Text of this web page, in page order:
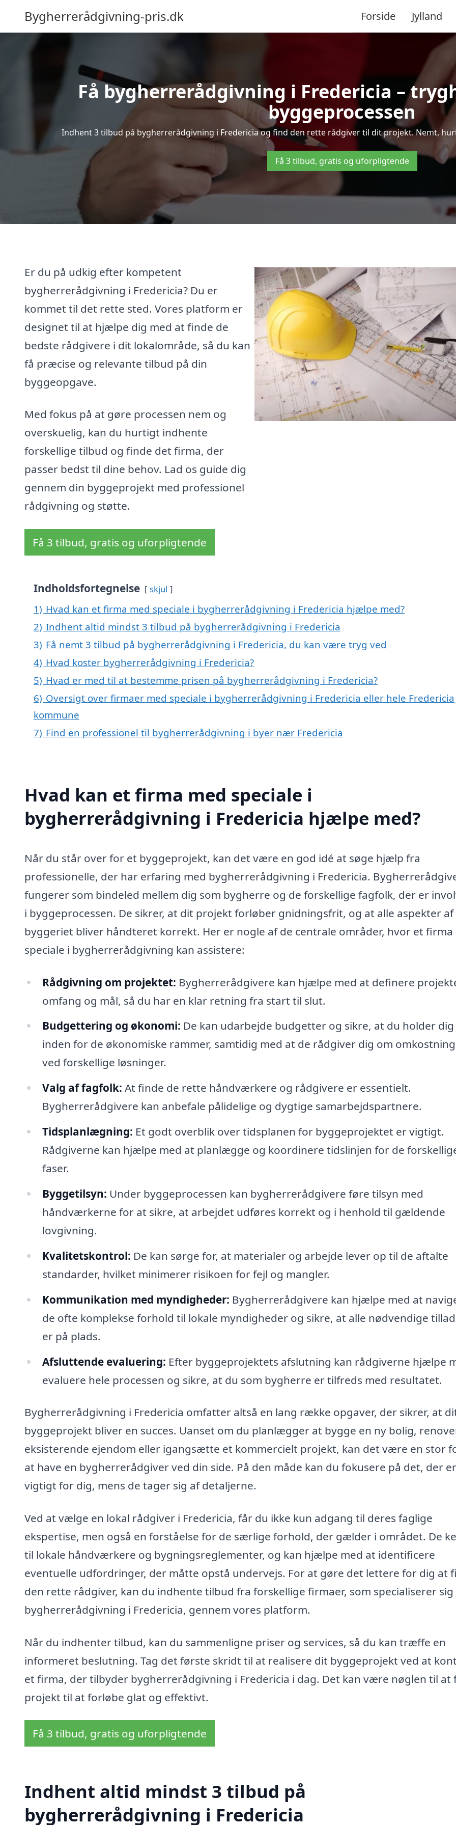
Bygherrerådgivning-pris.dk Forside Jylland
Få bygherrerådgivning i Fredericia –
byggeprocessen
Indhent 3 tilbud på bygherrerådgivning i Fredericia og find den rette rådgiver til dit projekt. Nemt,
Få 3 tilbud, gratis og uforpligtende
Er du på udkig efter kompetent
bygherrerådgivning i Fredericia? Du er
kommet til det rette sted. Vores platform er
designet til at hjælpe dig med at finde de
bedste rådgivere i dit lokalområde, så du kan
få præcise og relevante tilbud på din
byggeopgave.
Med fokus på at gøre processen nem og
overskuelig, kan du hurtigt indhente
forskellige tilbud og finde det firma, der
passer bedst til dine behov. Lad os guide dig
gennem din byggeprojekt med professionel
rådgivning og støtte.
Få 3 tilbud, gratis og uforpligtende
Indholdsfortegnelse skjul
1) Hvad kan et firma med speciale i bygherrerådgivning i Fredericia hjælpe med?
2) Indhent altid mindst 3 tilbud på bygherrerådgivning i Fredericia
3) Få nemt 3 tilbud på bygherrerådgivning i Fredericia, du kan være tryg ved
4) Hvad koster bygherrerådgivning i Fredericia?
5) Hvad er med til at bestemme prisen på bygherrerådgivning i Fredericia?
6) Oversigt over firmaer med speciale i bygherrerådgivning i Fredericia eller hele Fredericia
kommune
7) Find en professionel til bygherrerådgivning i byer nær Fredericia
Hvad kan et firma med speciale i
bygherrerådgivning i Fredericia hjælpe med?
Når du står over for et byggeprojekt, kan det være en god idé at søge hjælp fra
professionelle, der har erfaring med bygherrerådgivning i Fredericia.
fungerer som bindeled mellem dig som bygherre og de forskellige fagfolk, der er
i byggeprocessen. De sikrer, at dit projekt forløber gnidningsfrit, og at alle aspekter af
byggeriet bliver håndteret korrekt. Her er nogle af de centrale områder, hvor et firma
speciale i bygherrerådgivning kan assistere:
Rådgivning om projektet: Bygherrerådgivere kan hjælpe med at definere
omfang og mål, så du har en klar retning fra start til slut.
Budgettering og økonomi: De kan udarbejde budgetter og sikre, at du holder dig
inden for de økonomiske rammer, samtidig med at de rådgiver dig om
ved forskellige løsninger.
Valg af fagfolk: At finde de rette håndværkere og rådgivere er essentielt.
Bygherrerådgivere kan anbefale pålidelige og dygtige samarbejdspartnere.
Tidsplanlægning: Et godt overblik over tidsplanen for byggeprojektet er vigtigt.
Rådgiverne kan hjælpe med at planlægge og koordinere tidslinjen for de
faser.
Byggetilsyn: Under byggeprocessen kan bygherrerådgivere føre tilsyn med
håndværkerne for at sikre, at arbejdet udføres korrekt og i henhold til gældende
lovgivning.
Kvalitetskontrol: De kan sørge for, at materialer og arbejde lever op til de aftalte
standarder, hvilket minimerer risikoen for fejl og mangler.
Kommunikation med myndigheder: Bygherrerådgivere kan hjælpe med at
de ofte komplekse forhold til lokale myndigheder og sikre, at alle nødvendige
er på plads.
Afsluttende evaluering: Efter byggeprojektets afslutning kan rådgiverne hjælpe
evaluere hele processen og sikre, at du som bygherre er tilfreds med resultatet.
Bygherrerådgivning i Fredericia omfatter altså en lang række opgaver, der sikrer, at
byggeprojekt bliver en succes. Uanset om du planlægger at bygge en ny bolig,
eksisterende ejendom eller igangsætte et kommercielt projekt, kan det være en stor
at have en bygherrerådgiver ved din side. På den måde kan du fokusere på det, der er
vigtigt for dig, mens de tager sig af detaljerne.
Ved at vælge en lokal rådgiver i Fredericia, får du ikke kun adgang til deres faglige
ekspertise, men også en forståelse for de særlige forhold, der gælder i området. De
til lokale håndværkere og bygningsreglementer, og kan hjælpe med at identificere
eventuelle udfordringer, der måtte opstå undervejs. For at gøre det lettere for dig at
den rette rådgiver, kan du indhente tilbud fra forskellige firmaer, som specialiserer sig
bygherrerådgivning i Fredericia, gennem vores platform.
Når du indhenter tilbud, kan du sammenligne priser og services, så du kan træffe en
informeret beslutning. Tag det første skridt til at realisere dit byggeprojekt ved at
et firma, der tilbyder bygherrerådgivning i Fredericia i dag. Det kan være nøglen til at
projekt til at forløbe glat og effektivt.
Få 3 tilbud, gratis og uforpligtende
Indhent altid mindst 3 tilbud på
bygherrerådgivning i Fredericia